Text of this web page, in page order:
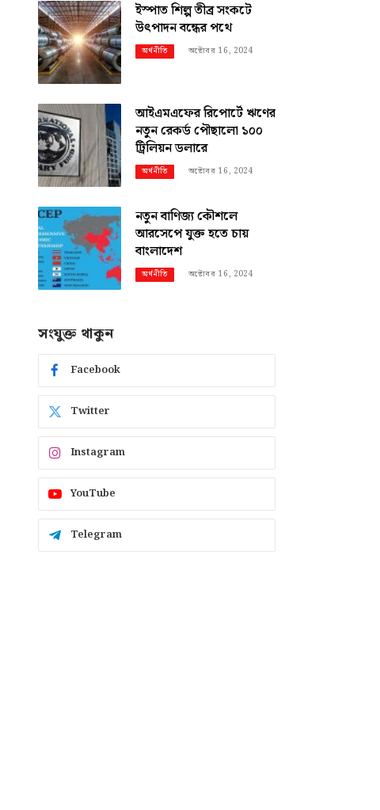
ইস্পাত শিল্প তীব্র সংকটে
উৎপাদন বন্ধের পথে
অর্থনীতি অক্টোবর 16, 2024
আইএমএফের রিপোর্টে ঋণের
নতুন রেকর্ড পৌছালো ১০০
ট্রিলিয়ন ডলারে
অর্থনীতি অক্টোবর 16, 2024
নতুন বাণিজ্য কৌশলে
আরসেপে যুক্ত হতে চায়
বাংলাদেশ
অর্থনীতি অক্টোবর 16, 2024
সংযুক্ত থাকুন
Facebook
Twitter
Instagram
YouTube
Telegram